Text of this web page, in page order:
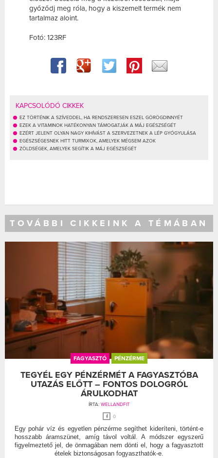
győződj meg róla, hogy a kiszemelt termék nem
tartalmaz aloint.
Fotó: 123RF
KAPCSOLÓDÓ CIKKEK
EZ TÖRTÉNIK A SZÍVEDDEL, HA RENDSZERESEN ESZEL GÖRÖGDINNYÉT
EZEK A VITAMINOK HATÉKONYAN TÁMOGATJÁK A MÁJ EGÉSZSÉGÉT
EZÉRT JELENT OLYAN NAGY KIHÍVÁST A SZERVEZETNEK A LÉP GYÓGYULÁSA
EGÉSZSÉGESNEK HITT TURMIXOK, AMELYEK MÉGSEM AZOK
ZÖLDSÉGEK, AMELYEK SEGÍTIK A MÁJ EGÉSZSÉGÉT
TOVÁBBI CIKKEINK A TÉMÁBAN
FAGYASZTÓ PÉNZÉRME
TEGYÉL EGY PÉNZÉRMÉT A FAGYASZTÓBA
UTAZÁS ELŐTT – FONTOS DOLOGRÓL
ÁRULKODHAT
ÍRTA: WELLANDFIT
0
Egy pohár víz és egyetlen pénzérme segíthet kideríteni, történt-e
hosszabb áramszünet, amíg távol voltál. A módszer egyszerű
figyelmeztető jel, de önmagában nem dönti el, hogy a fagyasztott
ételek biztonságosan fogyaszthatók-e.